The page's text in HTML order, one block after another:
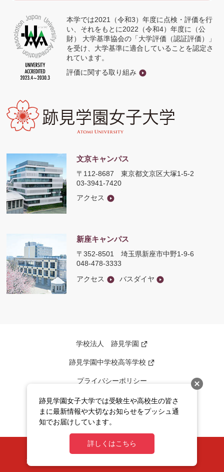
文京キャンパス
〒112-8687東京都文京区大塚1-5-2
03-3941-7420
アクセス
新座キャンパス
〒352-8501埼玉県新座市中野1-9-6
048-478-3333
アクセス
バスダイヤ
本学では2021（令和3）年度に点検・評価を行
い、それをもとに2022（令和4）年度に（公
財） 大学基準協会の「大学評価（認証評価）」
を受け、大学基準に適合していることを認定さ
れています。
評価に関する取り組み
学校法人 跡見学園
新
い
ウ
で
開
く
跡見学園中学校高等学校
新
ン
ド
ウ
く
プライバシーポリシー
このサイトについて
サイトマップ
ATOMI UNIVERSITY All rights reserved.
Never reproduce or republish without written permission.
跡見学園女子大学では受験生や高校生の皆さ
まに最新情報や大切なお知らせをプッシュ通
知でお届けしています。
詳しくはこちら